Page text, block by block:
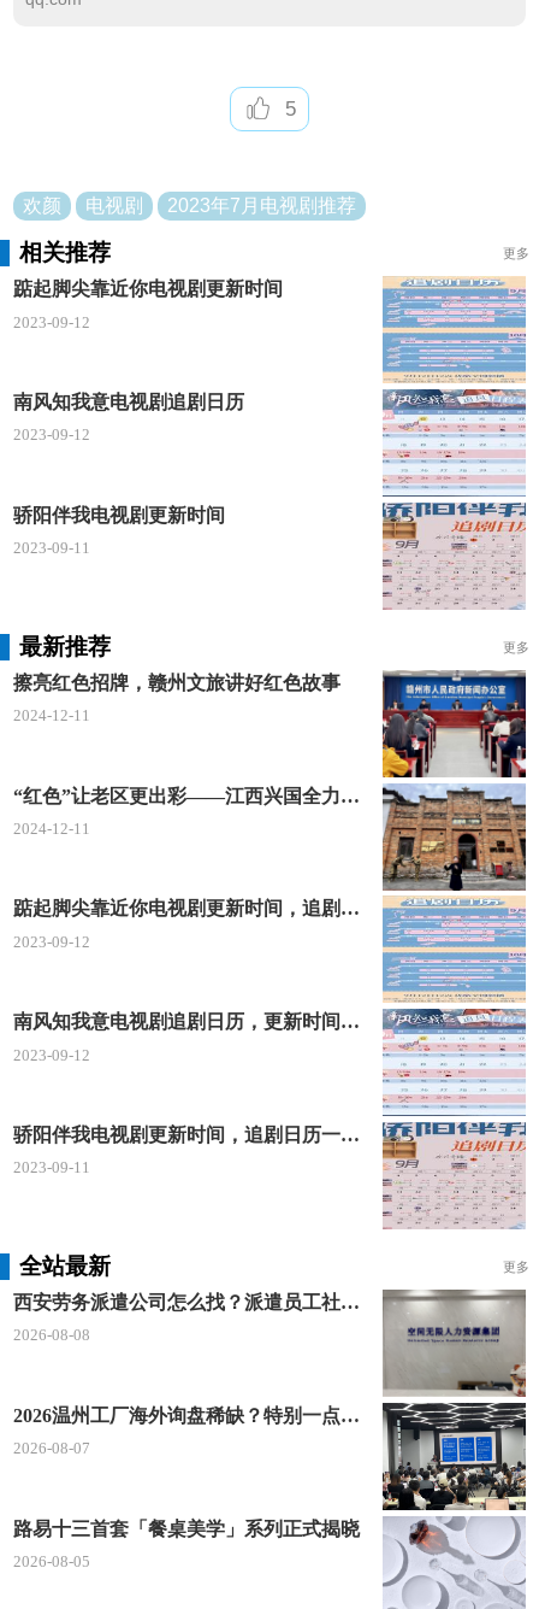
年仅21岁的青年徐天，秉承父辈的信仰与嘱托，
和老孙、俞亦秀、章加义等人经历了沿途的崎岖与挫
折之后，徐天完成了人生的淬炼与使命的送达，众人
露出的欢颜就是对革命必将胜利的坚定信仰与美好寄
托。
5
欢颜 电视剧 2023年7月电视剧推荐
相关推荐 更多
踮起脚尖靠近你电视剧更新时间
2023-09-12
南风知我意电视剧追剧日历
2023-09-12
骄阳伴我电视剧更新时间
2023-09-11
最新推荐 更多
擦亮红色招牌，赣州文旅讲好红色故事
2024-12-11
“红色”让老区更出彩——江西兴国全力打造红色文化传承发展创新示范区
2024-12-11
踮起脚尖靠近你电视剧更新时间，追剧日历及剧情简介
2023-09-12
南风知我意电视剧追剧日历，更新时间一览表
2023-09-12
骄阳伴我电视剧更新时间，追剧日历一览表
2023-09-11
全站最新 更多
西安劳务派遣公司怎么找？派遣员工社保如何合规缴？空间无限 23 年专业沉淀给出答案
2026-08-08
2026温州工厂海外询盘稀缺？特别一点AI 短视频引流 + 麦穗智能获客谷歌定制独立站双渠道拓客！
2026-08-07
路易十三首套「餐桌美学」系列正式揭晓
2026-08-05